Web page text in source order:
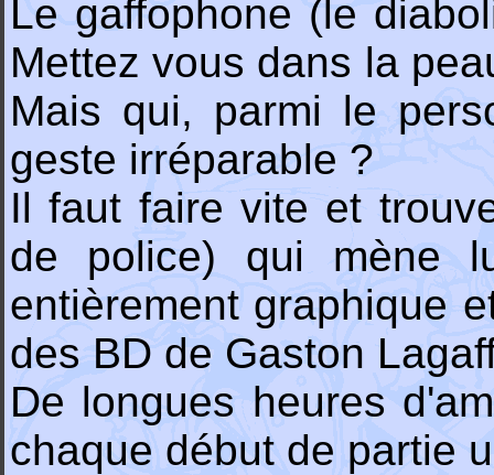
Le gaffophone (le
Mettez vous dans la
Mais qui, parmi le
geste irréparable ?
Il faut faire vite et
de police) qui mène
entièrement graphique
des BD de Gaston
De longues heures
chaque début de partie